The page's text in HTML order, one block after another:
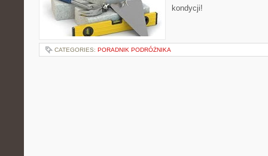
kondycji!
CATEGORIES: PORADNIK PODRÓŻNIKA